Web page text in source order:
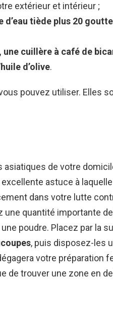
extérieur et intérieur ;
d’eau tiède plus 20
une cuillère à café de
huile d’olive.
pouvez utiliser. Elles
de votre
astuce à
dans votre lutte
une quantité importante
poudre. Placez par la
, puis disposez-les
votre préparation
de trouver une zone en